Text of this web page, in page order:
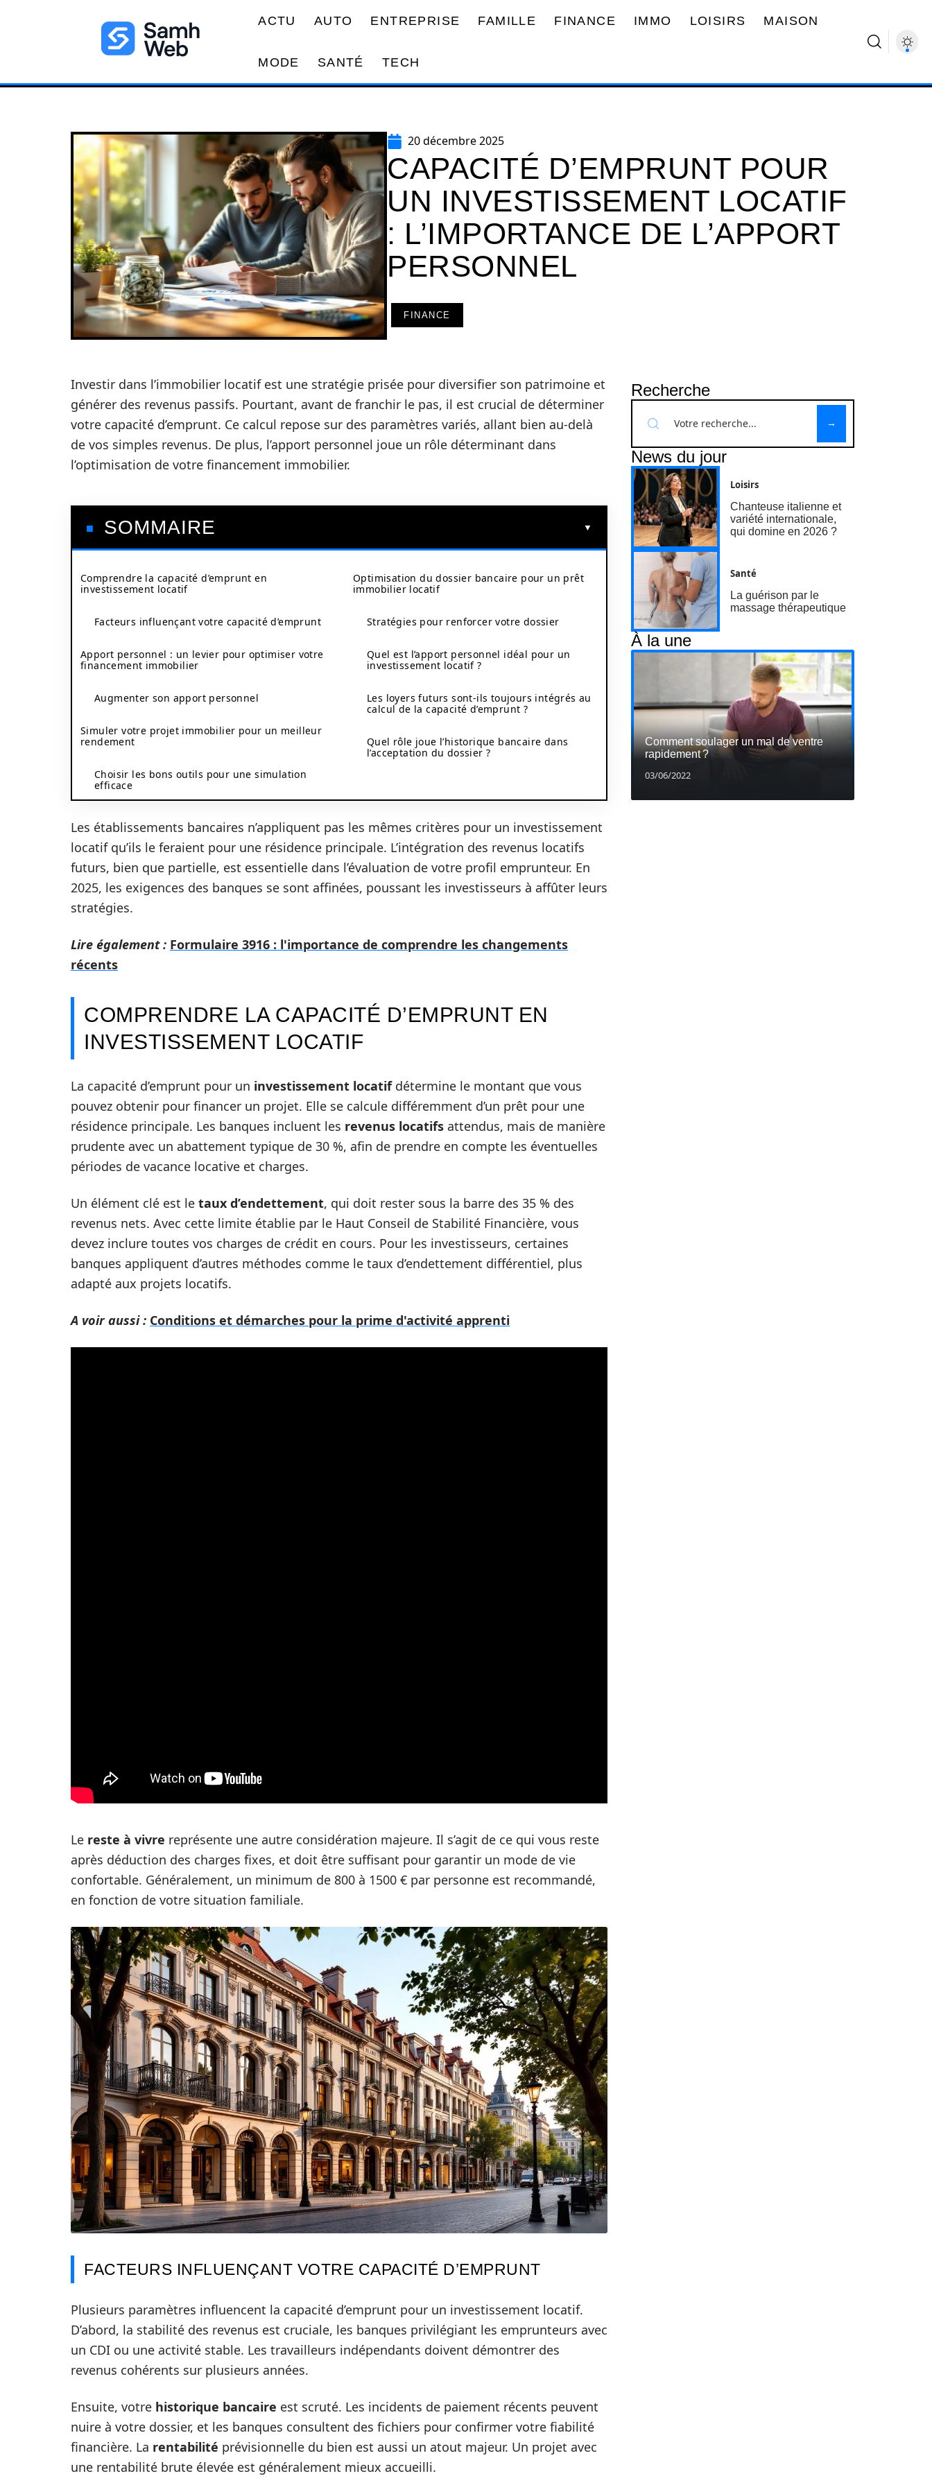
ACTU AUTO ENTREPRISE FAMILLE FINANCE IMMO LOISIRS MAISON
MODE SANTÉ TECH
20 décembre 2025
CAPACITÉ D’EMPRUNT POUR
UN INVESTISSEMENT LOCATIF
: L’IMPORTANCE DE L’APPORT
PERSONNEL
FINANCE
Investir dans l’immobilier locatif est une stratégie prisée pour diversifier son patrimoine et
générer des revenus passifs. Pourtant, avant de franchir le pas, il est crucial de déterminer
votre capacité d’emprunt. Ce calcul repose sur des paramètres variés, allant bien au-delà
de vos simples revenus. De plus, l’apport personnel joue un rôle déterminant dans
l’optimisation de votre financement immobilier.
SOMMAIRE
Comprendre la capacité d’emprunt en
investissement locatif
Facteurs influençant votre capacité d’emprunt
Apport personnel : un levier pour optimiser votre
financement immobilier
Augmenter son apport personnel
Simuler votre projet immobilier pour un meilleur
rendement
Choisir les bons outils pour une simulation
efficace
Optimisation du dossier bancaire pour un prêt
immobilier locatif
Stratégies pour renforcer votre dossier
Quel est l’apport personnel idéal pour un
investissement locatif ?
Les loyers futurs sont-ils toujours intégrés au
calcul de la capacité d’emprunt ?
Quel rôle joue l’historique bancaire dans
l’acceptation du dossier ?
Les établissements bancaires n’appliquent pas les mêmes critères pour un investissement
locatif qu’ils le feraient pour une résidence principale. L’intégration des revenus locatifs
futurs, bien que partielle, est essentielle dans l’évaluation de votre profil emprunteur. En
2025, les exigences des banques se sont affinées, poussant les investisseurs à affûter leurs
stratégies.
Lire également : Formulaire 3916 : l'importance de comprendre les changements
récents
COMPRENDRE LA CAPACITÉ D’EMPRUNT EN
INVESTISSEMENT LOCATIF
La capacité d’emprunt pour un investissement locatifdétermine le montant que vous
pouvez obtenir pour financer un projet. Elle se calcule différemment d’un prêt pour une
résidence principale. Les banques incluent les revenus locatifs attendus, mais de manière
prudente avec un abattement typique de 30 %, afin de prendre en compte les éventuelles
périodes de vacance locative et charges.
Un élément clé est le taux d’endettement, qui doit rester sous la barre des 35 % des
revenus nets. Avec cette limite établie par le Haut Conseil de Stabilité Financière, vous
devez inclure toutes vos charges de crédit en cours. Pour les investisseurs, certaines
banques appliquent d’autres méthodes comme le taux d’endettement différentiel, plus
adapté aux projets locatifs.
A voir aussi : Conditions et démarches pour la prime d'activité apprenti
Le reste à vivre représente une autre considération majeure. Il s’agit de ce qui vous reste
après déduction des charges fixes, et doit être suffisant pour garantir un mode de vie
confortable. Généralement, un minimum de 800 à 1500 € par personne est recommandé,
en fonction de votre situation familiale.
FACTEURS INFLUENÇANT VOTRE CAPACITÉ D’EMPRUNT
Plusieurs paramètres influencent la capacité d’emprunt pour un investissement locatif.
D’abord, la stabilité des revenus est cruciale, les banques privilégiant les emprunteurs avec
un CDI ou une activité stable. Les travailleurs indépendants doivent démontrer des
revenus cohérents sur plusieurs années.
Ensuite, votre historique bancaire est scruté. Les incidents de paiement récents peuvent
nuire à votre dossier, et les banques consultent des fichiers pour confirmer votre fiabilité
financière. La rentabilité prévisionnelle du bien est aussi un atout majeur. Un projet avec
une rentabilité brute élevée est généralement mieux accueilli.
Recherche
News du jour
Loisirs
Chanteuse italienne et
variété internationale,
qui domine en 2026 ?
Santé
La guérison par le
massage thérapeutique
À la une
Comment soulager un mal de ventre
rapidement ?
03/06/2022